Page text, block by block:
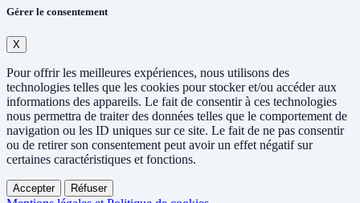
Gérer le consentement
X
Pour offrir les meilleures expériences, nous utilisons des
technologies telles que les cookies pour stocker et/ou accéder aux
informations des appareils. Le fait de consentir à ces technologies
nous permettra de traiter des données telles que le comportement de
navigation ou les ID uniques sur ce site. Le fait de ne pas consentir
ou de retirer son consentement peut avoir un effet négatif sur
certaines caractéristiques et fonctions.
Accepter Réfuser